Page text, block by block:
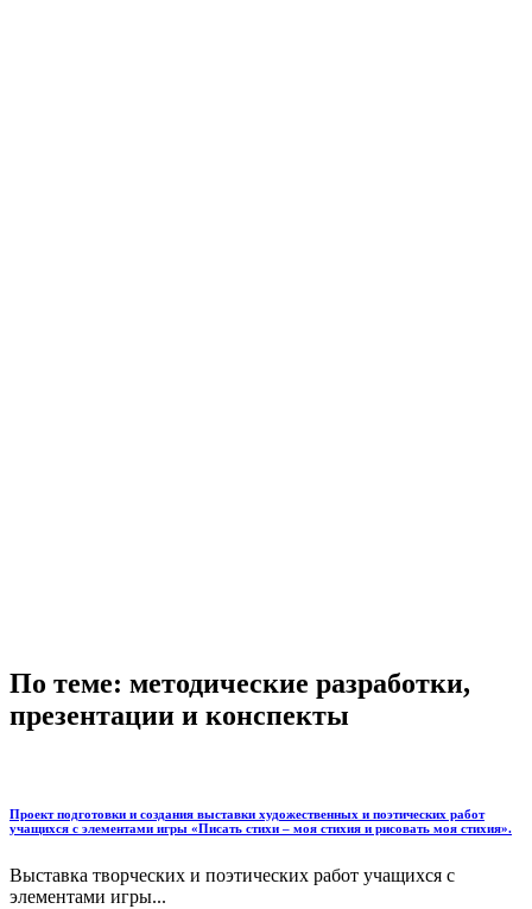
По теме: методические разработки,
презентации и конспекты
Проект подготовки и создания выставки художественных и поэтических работ
учащихся с элементами игры «Писать стихи – моя стихия и рисовать моя стихия».
Выставка творческих и поэтических работ учащихся с
элементами игры...